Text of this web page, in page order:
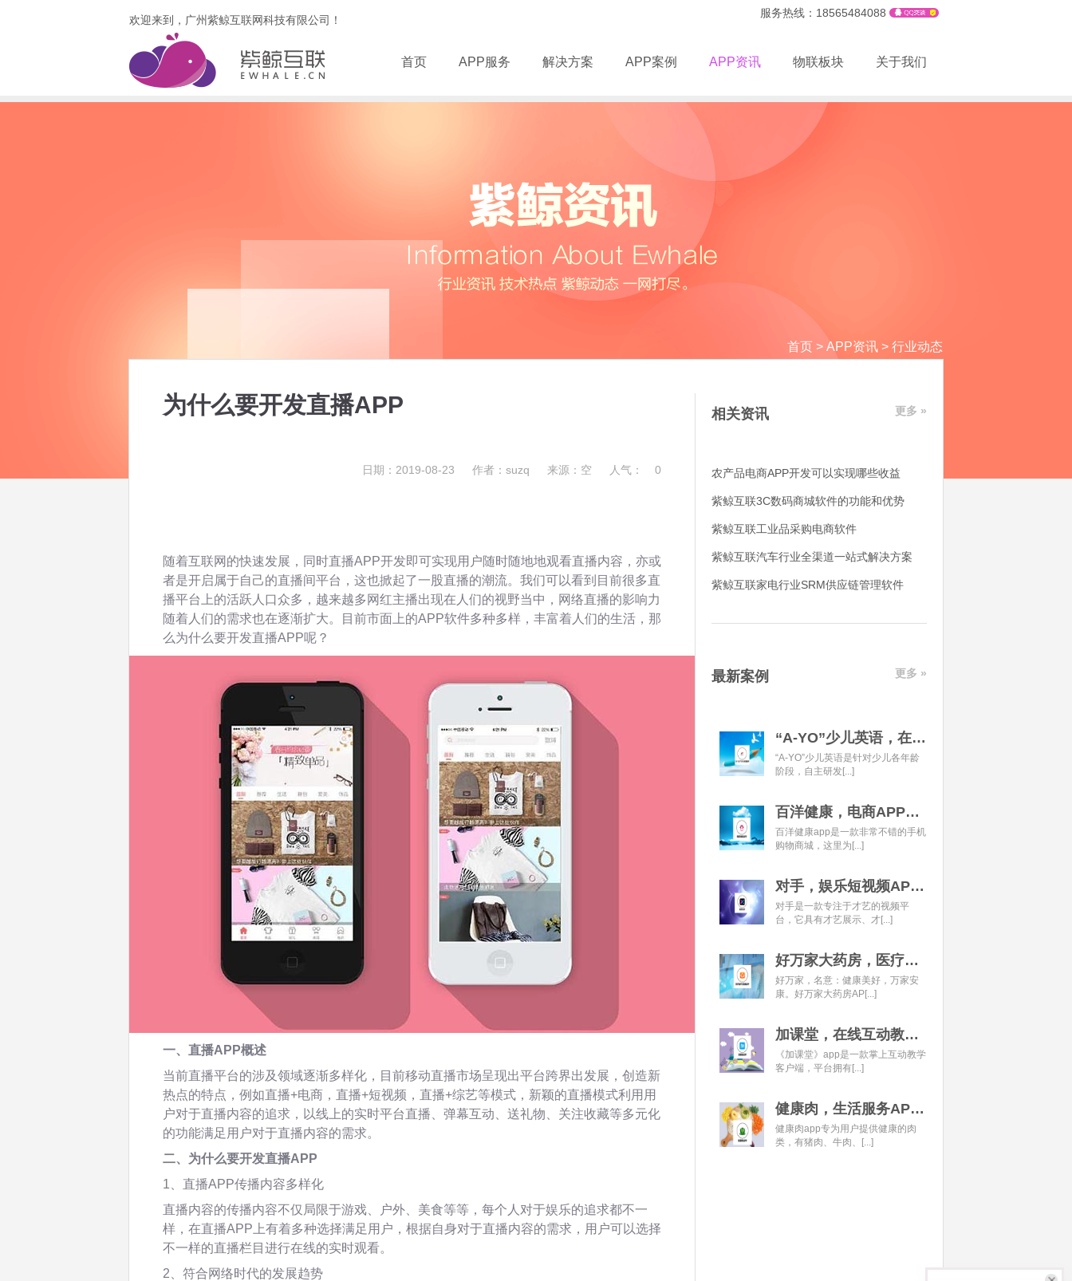
欢迎来到，广州紫鲸互联网科技有限公司！
服务热线：18565484088
首页 APP服务 解决方案 APP案例 APP资讯 物联板块 关于我们
首页 > APP资讯 > 行业动态
为什么要开发直播APP
日期：2019-08-23 作者：suzq 来源：空 人气： 0
随着互联网的快速发展，同时直播APP开发即可实现用户随时随地地观看直播内容，亦或
者是开启属于自己的直播间平台，这也掀起了一股直播的潮流。我们可以看到目前很多直
播平台上的活跃人口众多，越来越多网红主播出现在人们的视野当中，网络直播的影响力
随着人们的需求也在逐渐扩大。目前市面上的APP软件多种多样，丰富着人们的生活，那
么为什么要开发直播APP呢？
一、直播APP概述
当前直播平台的涉及领域逐渐多样化，目前移动直播市场呈现出平台跨界出发展，创造新
热点的特点，例如直播+电商，直播+短视频，直播+综艺等模式，新颖的直播模式利用用
户对于直播内容的追求，以线上的实时平台直播、弹幕互动、送礼物、关注收藏等多元化
的功能满足用户对于直播内容的需求。
二、为什么要开发直播APP
1、直播APP传播内容多样化
直播内容的传播内容不仅局限于游戏、户外、美食等等，每个人对于娱乐的追求都不一
样，在直播APP上有着多种选择满足用户，根据自身对于直播内容的需求，用户可以选择
不一样的直播栏目进行在线的实时观看。
2、符合网络时代的发展趋势
相关资讯 更多 »
农产品电商APP开发可以实现哪些收益
紫鲸互联3C数码商城软件的功能和优势
紫鲸互联工业品采购电商软件
紫鲸互联汽车行业全渠道一站式解决方案
紫鲸互联家电行业SRM供应链管理软件
最新案例 更多 »
“A-YO”少儿英语，在线语言学习平台开发经典案例
“A-YO”少儿英语是针对少儿各年龄
阶段，自主研发[...]
百洋健康，电商APP开发经典案例
百洋健康app是一款非常不错的手机
购物商城，这里为[...]
对手，娱乐短视频APP开发经典案例
对手是一款专注于才艺的视频平
台，它具有才艺展示、才[...]
好万家大药房，医疗健康APP开发经典案例
好万家，名意：健康美好，万家安
康。好万家大药房AP[...]
加课堂，在线互动教育APP经典案例
《加课堂》app是一款掌上互动教学
客户端，平台拥有[...]
健康肉，生活服务APP开发经典案例
健康肉app专为用户提供健康的肉
类，有猪肉、牛肉、[...]